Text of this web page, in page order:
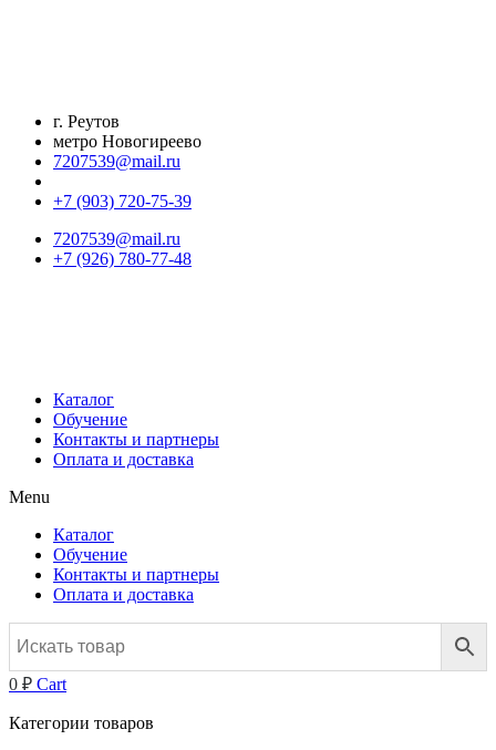
г. Реутов
метро Новогиреево
7207539@mail.ru
+7 (903) 720-75-39
7207539@mail.ru
+7 (926) 780-77-48
Каталог
Обучение
Контакты и партнеры
Оплата и доставка
Menu
Каталог
Обучение
Контакты и партнеры
Оплата и доставка
0 ₽ Cart
Категории товаров